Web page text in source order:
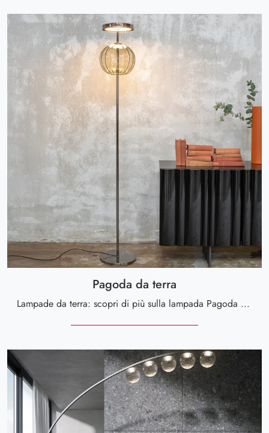
Pagoda da terra
Lampade da terra: scopri di più sulla lampada Pagoda da terra in metallo che ti proponiamo.